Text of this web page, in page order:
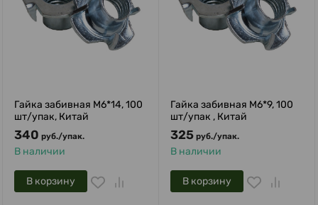
Гайка забивная М6*14, 100
шт/упак, Китай
340 руб./упак.
В наличии
В корзину
Гайка забивная М6*9, 100
шт/упак , Китай
325 руб./упак.
В наличии
В корзину